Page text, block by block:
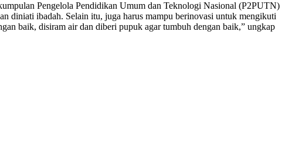
Pengelola Pendidikan Umum dan Teknologi Nasional (P2PUTN)
diniati ibadah. Selain itu, juga harus mampu berinovasi untuk mengikuti
baik, disiram air dan diberi pupuk agar tumbuh dengan baik,” ungkap